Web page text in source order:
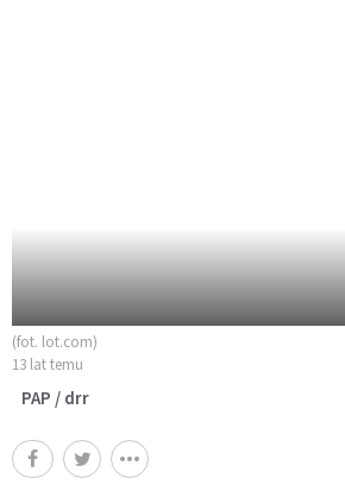
(fot. lot.com)
13 lat temu
PAP / drr